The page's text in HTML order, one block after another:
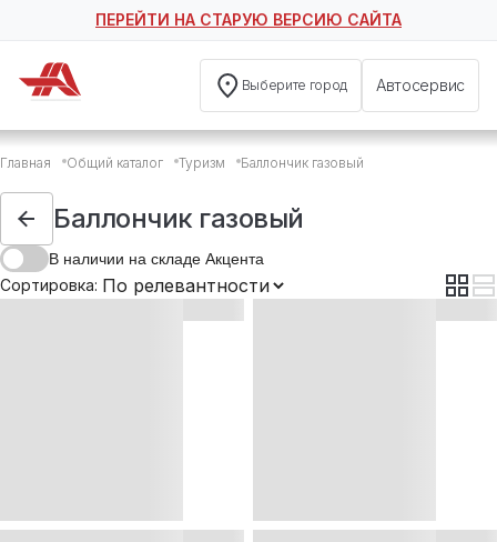
ПЕРЕЙТИ НА СТАРУЮ ВЕРСИЮ САЙТА
Выберите город Автосервис
Баллончик газовый
Баллончик газовый универсальный AVS 0.520L
Баллончик газовый универсальный Tourist 0.220L
Баллончик газовый универсальный Сибиар 0.220L
Главная Общий каталог Туризм Баллончик газовый
Баллончик газовый
В наличии на складе Акцента
Сортировка: